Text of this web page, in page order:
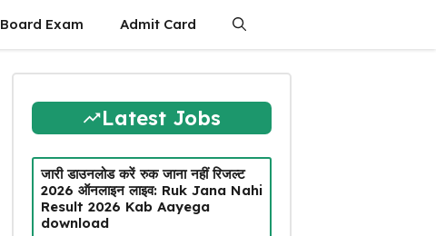
Board Exam Admit Card
Latest Jobs
जारी डाउनलोड करें रुक जाना नहीं रिजल्ट
2026 ऑनलाइन लाइव: Ruk Jana Nahi
Result 2026 Kab Aayega
download